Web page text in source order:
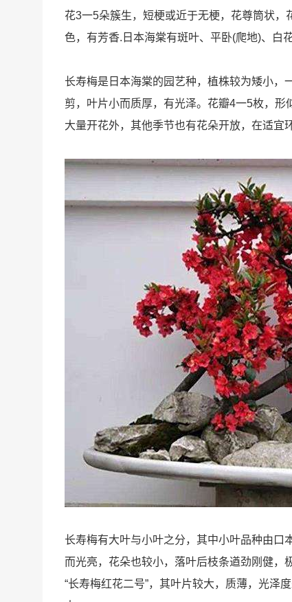
花3一5朵簇生，短梗或近于无梗，花尊筒状
色，有芳香.日本海棠有斑叶、平卧(爬地)、白
长寿梅是日本海棠的园艺种，植株较为矮小，
剪，叶片小而质厚，有光泽。花瓣4一5枚，
大量开花外，其他季节也有花朵开放，在适宜
长寿梅有大叶与小叶之分，其中小叶品种由口
而光亮，花朵也较小，落叶后枝条遒劲刚健，
“长寿梅红花二号”，其叶片较大，质薄，光泽